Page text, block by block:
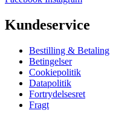
Kundeservice
Bestilling & Betaling
Betingelser
Cookiepolitik
Datapolitik
Fortrydelsesret
Fragt